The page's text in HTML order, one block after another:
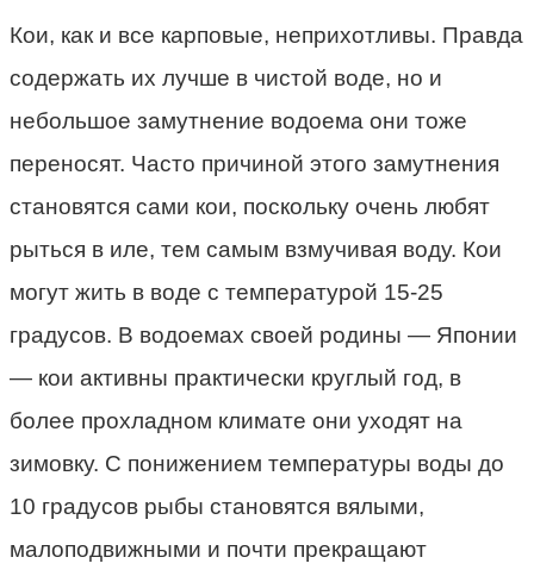
Кои, как и все карповые, неприхотливы. Правда
содержать их лучше в чистой воде, но и
небольшое замутнение водоема они тоже
переносят. Часто причиной этого замутнения
становятся сами кои, поскольку очень любят
рыться в иле, тем самым взмучивая воду. Кои
могут жить в воде с температурой 15-25
градусов. В водоемах своей родины — Японии
— кои активны практически круглый год, в
более прохладном климате они уходят на
зимовку. С понижением температуры воды до
10 градусов рыбы становятся вялыми,
малоподвижными и почти прекращают